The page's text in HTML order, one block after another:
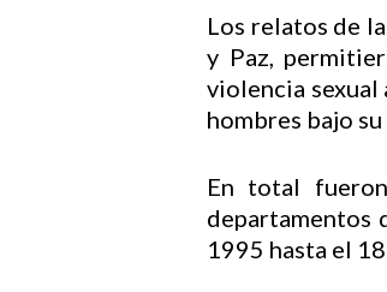
Los relatos de
y Paz,
violencia sexual
hombres bajo
En total
departamentos
1995 hasta el